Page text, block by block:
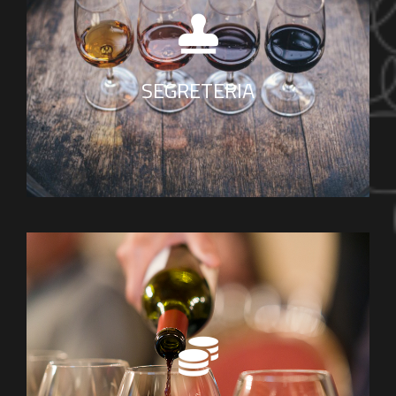
Scrivi all'indirizzo email
segretario.pisa@fisar.com
per contattare
chi si occupa della comunicazione
SEGRETERIA
Hai bisogno di assistenza su questioni
economiche?
Scrivi all'indirizzo email